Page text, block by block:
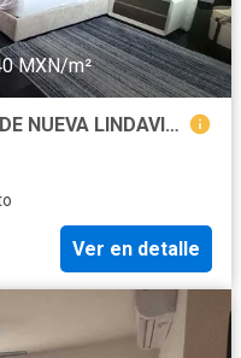
MXN/m²
CASA EN VENTA ARBOLEDAS DE NUEVA LINDAVISTA GUADALUPE
Ver en detalle